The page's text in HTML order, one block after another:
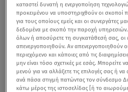
καταστεί δυνατή η ενεργοποίηση
προκειμένου να υποστηριχθούν οι σκοποί
για τους οποίους εμείς και οι συνεργάτες
δεδομένα με σκοπό την παροχή
όλων ή αποσύρετε τη συγκατάθεσή σας, οι
απενεργοποιηθούν. Αν απενεργοποιηθούν
περιεχόμενο και κάποιες από τις
μην είναι τόσο σχετικές με εσάς. Μπορείτε
μενού για να αλλάξετε τις επιλογές σας ή
ανά πάσα στιγμή πατώντας τον σύνδεσμο
κάτω μέρος της ιστοσελίδας [ή το